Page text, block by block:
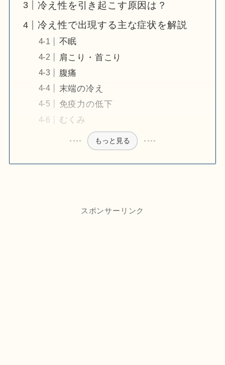
冷え性を引き起こす原因は？
冷え性で出現する主な症状を解説
不眠
肩こり・首こり
腹痛
末端の冷え
免疫力の低下
むくみ
もっと見る
スポンサーリンク